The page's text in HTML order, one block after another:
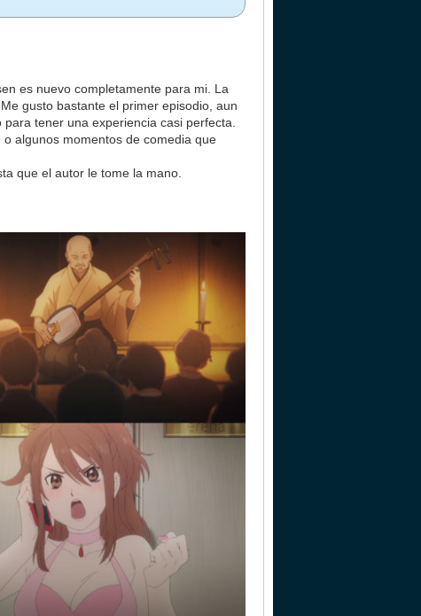
es nuevo completamente para mi. La
gusto bastante el primer episodio, aun
tener una experiencia casi perfecta.
algunos momentos de comedia que
que el autor le tome la mano.